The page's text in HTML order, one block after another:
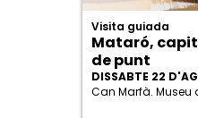
Visita guiada
Mataró,
de punt
DISSABTE 22
Can Marfà. Museu